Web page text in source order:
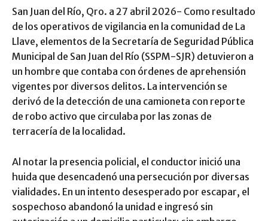
San Juan del Río, Qro. a 27 abril 2026- Como resultado
de los operativos de vigilancia en la comunidad de La
Llave, elementos de la Secretaría de Seguridad Pública
Municipal de San Juan del Río (SSPM-SJR) detuvieron a
un hombre que contaba con órdenes de aprehensión
vigentes por diversos delitos. La intervención se
derivó de la detección de una camioneta con reporte
de robo activo que circulaba por las zonas de
terracería de la localidad.
Al notar la presencia policial, el conductor inició una
huida que desencadenó una persecución por diversas
vialidades. En un intento desesperado por escapar, el
sospechoso abandonó la unidad e ingresó sin